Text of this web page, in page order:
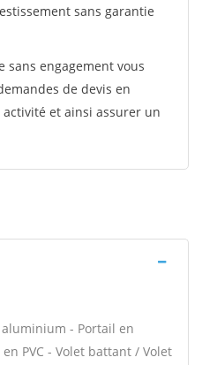
sans garantie
sans engagement vous
de devis en
et ainsi assurer un
- Portail en
PVC - Volet battant / Volet